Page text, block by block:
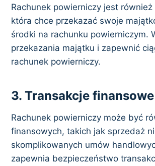
Rachunek powierniczy jest
która chce przekazać swoje
środki na rachunku powierniczym.
przekazania majątku i zapewnić
rachunek powierniczy.
3. Transakcje finansowe
Rachunek powierniczy może być
finansowych, takich jak sprzedaż
skomplikowanych umów
zapewnia bezpieczeństwo